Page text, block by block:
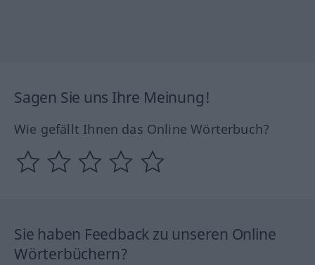
Sagen Sie uns Ihre Meinung!
Wie gefällt Ihnen das Online Wörterbuch?
Sie haben Feedback zu unseren Online
Wörterbüchern?